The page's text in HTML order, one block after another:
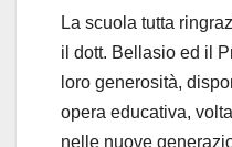
La scuola tutta
il dott. Bellasio ed il
loro generosità,
opera educativa,
nelle nuove